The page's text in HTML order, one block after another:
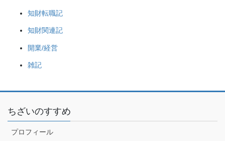
知財転職記
知財関連記
開業/経営
雑記
ちざいのすすめ
プロフィール